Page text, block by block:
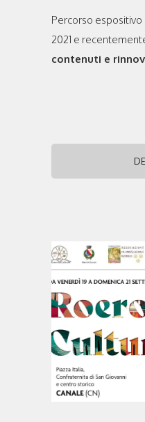
Percorso
2021 e
contenuti e